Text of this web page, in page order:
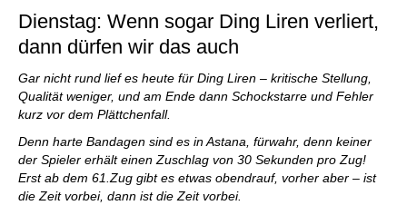
Dienstag: Wenn sogar Ding Liren verliert,
dann dürfen wir das auch
Gar nicht rund lief es heute für Ding Liren – kritische Stellung,
Qualität weniger, und am Ende dann Schockstarre und Fehler
kurz vor dem Plättchenfall.
Denn harte Bandagen sind es in Astana, fürwahr, denn keiner
der Spieler erhält einen Zuschlag von 30 Sekunden pro Zug!
Erst ab dem 61.Zug gibt es etwas obendrauf, vorher aber – ist
die Zeit vorbei, dann ist die Zeit vorbei.